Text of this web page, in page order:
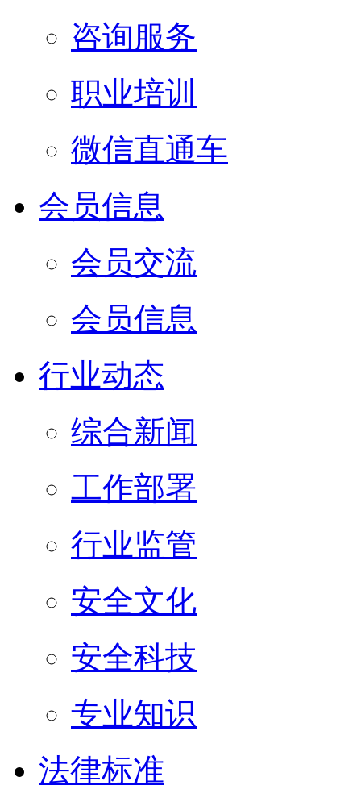
咨询服务
职业培训
微信直通车
会员信息
会员交流
会员信息
行业动态
综合新闻
工作部署
行业监管
安全文化
安全科技
专业知识
法律标准